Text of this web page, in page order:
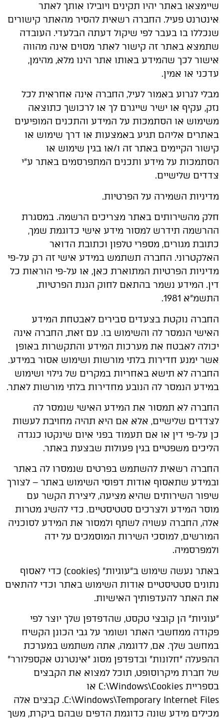
שיימצאו באתר יהיו תקינים ויובילו אותך לאתר
אינטרנט פעיל. החברה רשאית להסיר מהאתר קישורים
שנכללו בו בעבר לפי שיקול דעתה הבלעדי. העובדה
שתמצא באתר זה קישור לאתר מסוים אינה מהווה
אישור לכך שהמידע באותו אתר הינו מלא, מהימן,
עדכני או אמין.
מבלי לגרוע באמור לעיל, החברה אינה אחראית לכל
נזק, עקיף או ישיר שייגרם לך או לרכושך כתוצאה
משימוש או הסתמכות על המידע והתכנים המופיעים
באתרים אליהם תגיע באמצעות או דרך שימוש או
קישור הקיימים באתר זה ו/או בגין שימוש או
הסתמכות על מידע ותכנים המתפרסמים באתר ע"י
צדדים שלישיים.
מדיניות השמירה על הפרטיות.
חלק מהשירותים באתר מצריכים הרשמה. במסגרת
ההרשמה תידרש למסור מידע אישי כדוגמת שמך,
כתובת מגורים, מספרי טלפון וכתובת הדואר
האלקטרוני. החברה תשתמש במידע אישי זה רק על-פי
מדיניות הפרטיות המתוארת כאן, או על-פי הוראות כל
דין. המידע נשמר בהתאם לחוק הגנת הפרטיות,
התשמ"א 1981.
החברה נוקטת בצעדים סבירים לאבטחת המידע
האישי הנמסר לה והשימוש בו. עם זאת, החברה אינה
יכולה לאבטח את מערכות המידע והתקשרות באופן
אשר ימנע חדירות בלתי מורשות ושימוש אסור במידע.
החברה לא תישא באחריות במקרים של גילוי ושימוש
במידע הנמסר לה הנובע מחדירות בלתי מורשות לאתר.
החברה לא תמסור את המידע האישי שנמסר לה
לצדדים שלישיים, אלא אם היא תהיה מחויבת לעשות
כן על-פי דין או אם תעמוד בפני איום שינקטו כנגדה
הליכים משפטיים בגין פעולות שבצעת באתר.
החברה רשאית להשתמש בפרטים שנמסרו לה באתר
ובמידע שתאסוף אודות דפוסי השימוש באתר – לצורך
שיפור השירותים שהיא מציעה, ליצירת הקשר עם
מוסר המידע ולצרכים סטטיסטיים. כדי להשיג מטרות
אלה, החברה עשויה לשתף ולמסור את המידע לסוכניה
המורשים, למוסכי השירות המוסמכים על ידה
ולמפרסמיה.
באתר נעשה שימוש ב"עוגיות" (cookies) כדי לאסוף
נתונים סטטיסטיים אודות השימוש באתר וכדי להתאים
את האתר להעדפותיך האישיות.
"עוגיות" הן קובצי טקסט, שהדפדפן שלך יוצר לפי
פקודה ממחשבי האתר ושומר על גבי הכונן הקשיח
במחשב שלך. אם, לדוגמה, אתה משתמש במערכת
ההפעלה "חלונות" ובדפדפן מסוג "אינטרנט אקספלורר"
של חברת מיקרוסופט, תוכל למצוא את הקבצים
בספריית C:\Windows\Cookies או
C:\Windows\Temporary Internet Files. קבצים אלה
מכילים מידע שונה כדוגמת הדפים שבהם ביקרת, משך